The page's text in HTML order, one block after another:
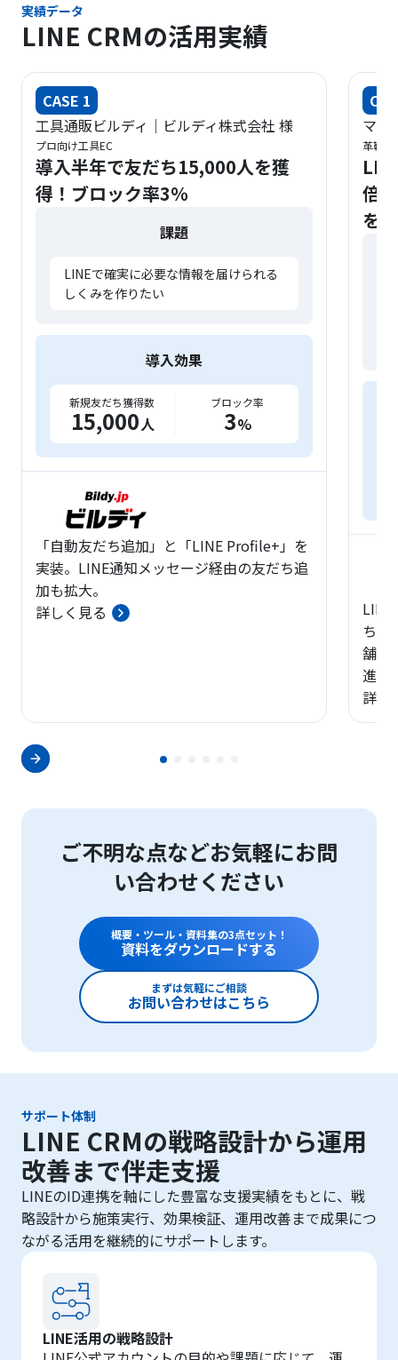
実績データ
LINE CRMの活用実績
CASE 1
工具通販ビルディ｜ビルディ株式会社 様
プロ向け工具EC
導入半年で友だち15,000人を獲
得！ブロック率3％
課題
LINEで確実に必要な情報を届けられる
しくみを作りたい
導入効果
新規友だち獲得数
15,000人
ブロック率
3%
「自動友だち追加」と「LINE Profile+」を
実装。LINE通知メッセージ経由の友だち追
加も拡大。
詳しく見る
マド
革靴・
倍
を
ち追
舗と
進。
詳し
ご不明な点などお気軽にお問
い合わせください
概要・ツール・資料集の3点セット！
資料をダウンロードする
まずは気軽にご相談
お問い合わせはこちら
サポート体制
LINE CRMの戦略設計から運用
改善まで伴走支援
LINEのID連携を軸にした豊富な支援実績をもとに、戦
略設計から施策実行、効果検証、運用改善まで成果につ
ながる活用を継続的にサポートします。
LINE活用の戦略設計